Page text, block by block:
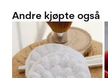
Andre kjøpte også